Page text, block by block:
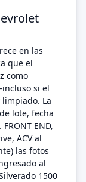
en las
que el
como
si el
La
lote, fecha
END,
ACV al
las fotos
al
1500